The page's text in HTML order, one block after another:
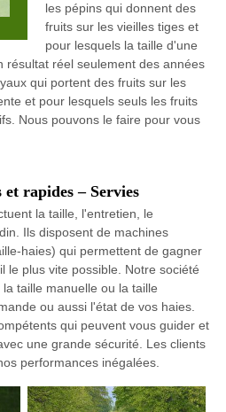
les pépins qui donnent des
fruits sur les vieilles tiges et
pour lesquels la taille d'une
résultat réel seulement des années
qui portent des fruits sur les
et pour lesquels seuls les fruits
Nous pouvons le faire pour vous
rapides – Servies
la taille, l'entretien, le
Ils disposent de machines
haies) qui permettent de gagner
le plus vite possible. Notre société
taille manuelle ou la taille
ou aussi l'état de vos haies.
qui peuvent vous guider et
une grande sécurité. Les clients
performances inégalées.